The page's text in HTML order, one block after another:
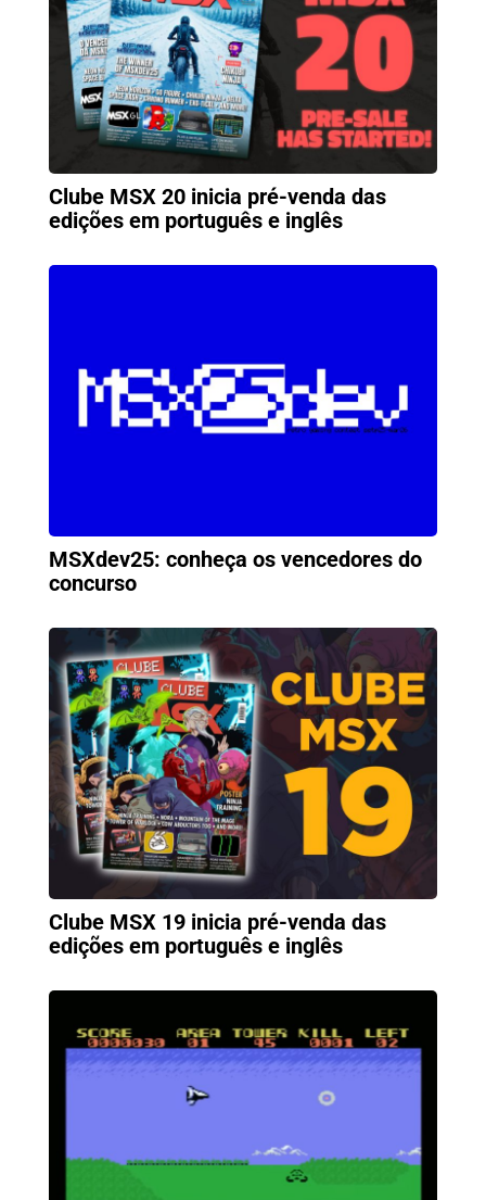
Clube MSX 20 inicia pré-venda das
edições em português e inglês
MSXdev25: conheça os vencedores do
concurso
Clube MSX 19 inicia pré-venda das
edições em português e inglês